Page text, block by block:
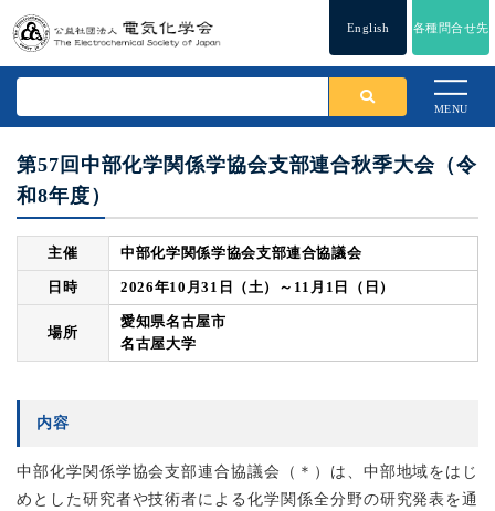
English 各種問合せ先
MENU
第57回中部化学関係学協会支部連合秋季大会（令
和8年度）
主催 中部化学関係学協会支部連合協議会
日時 2026年10月31日（土）～11月1日（日）
場所
愛知県名古屋市
名古屋大学
内容
中部化学関係学協会支部連合協議会（＊）は、中部地域をはじ
めとした研究者や技術者による化学関係全分野の研究発表を通